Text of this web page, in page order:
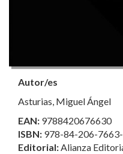
Autor/es
Asturias, Miguel Ángel
EAN: 9788420676630
ISBN: 978-84-206-
Editorial:Alianza